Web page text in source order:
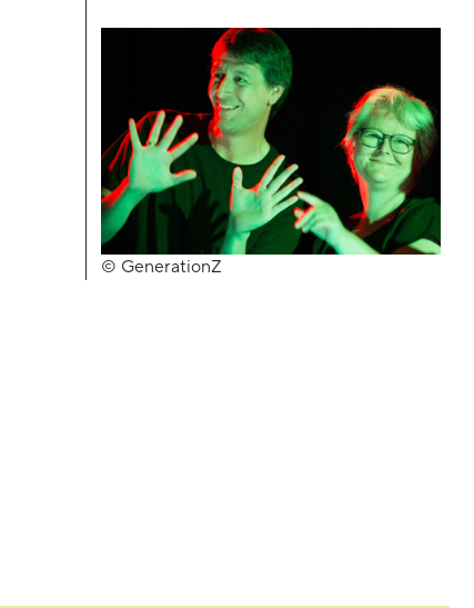
© GenerationZ
Kontakt
Blackboard
Bibliothek
Presse
Newsletter